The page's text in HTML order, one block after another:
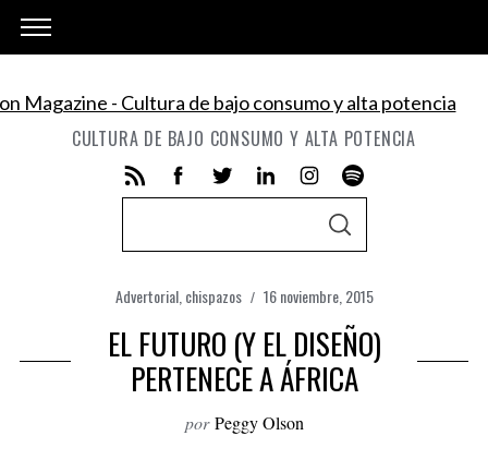
CULTURA DE BAJO CONSUMO Y ALTA POTENCIA
r
c
h
S
C
H
Advertorial, chispazos 16 noviembre, 2015
EL FUTURO (Y EL DISEÑO)
PERTENECE A ÁFRICA
por Peggy Olson